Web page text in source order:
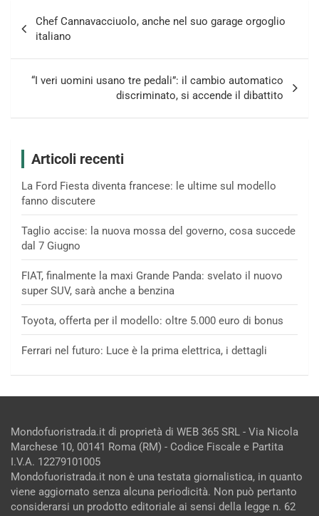
articoli
Chef Cannavacciuolo, anche nel suo garage orgoglio
italiano
“I veri uomini usano tre pedali”: il cambio automatico
discriminato, si accende il dibattito
Articoli recenti
La Ford Fiesta diventa francese: le ultime sul modello
fanno discutere
Taglio accise: la nuova mossa del governo, cosa succede
dal 7 Giugno
FIAT, finalmente la maxi Grande Panda: svelato il nuovo
super SUV, sarà anche a benzina
Toyota, offerta per il modello: oltre 5.000 euro di bonus
Ferrari nel futuro: Luce è la prima elettrica, i dettagli
Mondofuoristrada.it di proprietà di WEB 365 SRL - Via Nicola
Marchese 10, 00141 Roma (RM) - Codice Fiscale e Partita
I.V.A. 12279101005
Mondofuoristrada.it non è una testata giornalistica, in quanto
viene aggiornato senza alcuna periodicità. Non può pertanto
considerarsi un prodotto editoriale ai sensi della legge n. 62